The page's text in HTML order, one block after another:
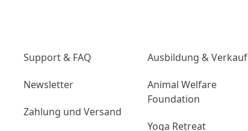
Support & FAQ
Newsletter
Zahlung und Versand
Ausbildung & Verkauf
Animal Welfare
Foundation
Yoga Retreat